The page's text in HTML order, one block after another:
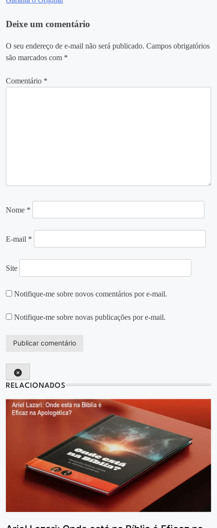
Deixe um comentário
O seu endereço de e-mail não será publicado. Campos obrigatórios
são marcados com *
Comentário *
Nome *
E-mail *
Site
Notifique-me sobre novos comentários por e-mail.
Notifique-me sobre novas publicações por e-mail.
RELACIONADOS